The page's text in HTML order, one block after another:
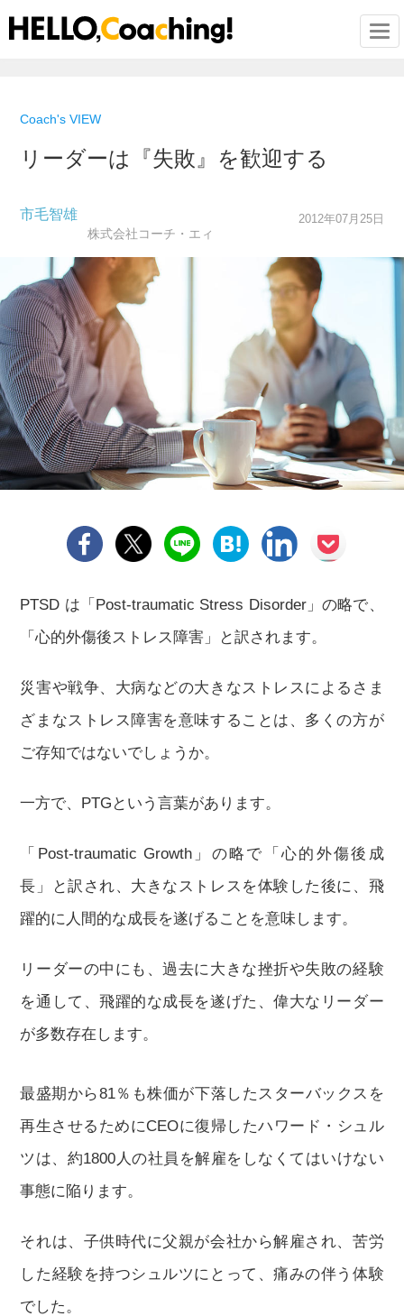
Coach's VIEW
リーダーは『失敗』を歓迎する
市毛智雄
株式会社コーチ・エィ
2012年07月25日
PTSD は「Post-traumatic Stress Disorder」の略で、
「心的外傷後ストレス障害」と訳されます。
災害や戦争、大病などの大きなストレスによるさま
ざまなストレス障害を意味することは、多くの方が
ご存知ではないでしょうか。
一方で、PTGという言葉があります。
「Post-traumatic Growth」の略で「心的外傷後成
長」と訳され、大きなストレスを体験した後に、飛
躍的に人間的な成長を遂げることを意味します。
リーダーの中にも、過去に大きな挫折や失敗の経験
を通して、飛躍的な成長を遂げた、偉大なリーダー
が多数存在します。
最盛期から81％も株価が下落したスターバックスを
再生させるためにCEOに復帰したハワード・シュル
ツは、約1800人の社員を解雇をしなくてはいけない
事態に陥ります。
それは、子供時代に父親が会社から解雇され、苦労
した経験を持つシュルツにとって、痛みの伴う体験
でした。